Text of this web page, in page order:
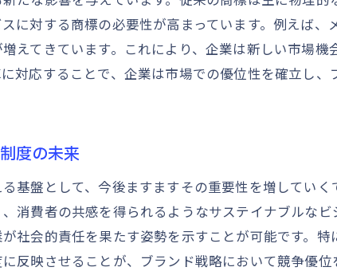
市場競争に勝つための商標戦略の策定
未来を見据えた商標戦略がもたらす競争優位
商標戦略の未来志向が企業にもたらす効果
持続可能な競争優位を実現する商標戦略
多様化する商標が企業に与える新機会
商標の多様化がビジネスモデルに与える影響
新しい商標形態が開くビジネスの可能性
に対する商標の必要性が高まっています。例えば、
えてきています。これにより、企業は新しい市場
対応することで、企業は市場での優位性を確立し
度の未来
基盤として、今後ますますその重要性を増してい
消費者の共感を得られるようなサステイナブルな
社会的責任を果たす姿勢を示すことが可能です。
反映させることが、ブランド戦略において競争優